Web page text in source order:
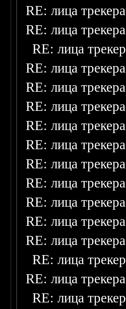
RE: лица
RE: лица
RE: лица
RE: лица
RE: лица
RE: лица
RE: лица
RE: лица
RE: лица
RE: лица
RE: лица
RE: лица
RE: лица
RE: лица
RE: лица
RE: лица